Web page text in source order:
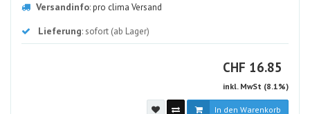
Versandinfo:pro clima Versand
Lieferung: sofort (ab Lager)
CHF CHF
16.85
inkl. MwSt (8.1%)
In den Warenkorb